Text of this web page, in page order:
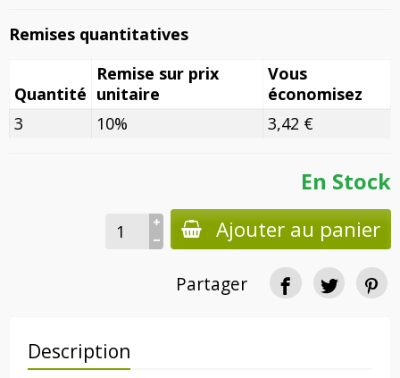
Remises quantitatives
Quantité
Remise sur prix
unitaire
Vous
économisez
3
10% 3,42 €
En Stock
Ajouter au panier
Partager
Description